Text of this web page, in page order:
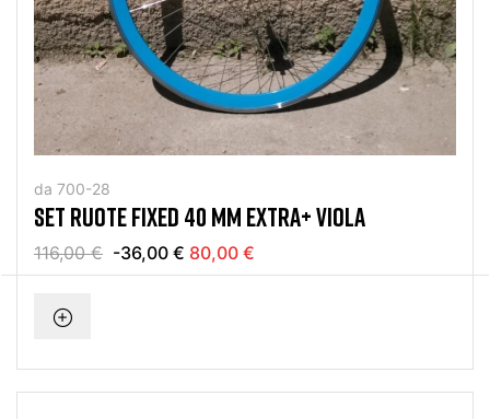
da 700-28
SET RUOTE FIXED 40 MM EXTRA+ VIOLA
116,00 € -36,00 € 80,00 €